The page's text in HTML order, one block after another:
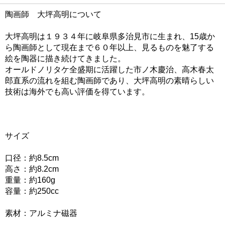
陶画師 大坪高明について
大坪高明は１９３４年に岐阜県多治見市に生まれ、15歳か
ら陶画師として現在まで６０年以上、見るものを魅了する
絵を陶器に描き続けてきました。
オールドノリタケ全盛期に活躍した市ノ木慶治、高木春太
郎直系の流れを組む陶画師であり、大坪高明の素晴らしい
技術は海外でも高い評価を得ています。
サイズ
口径：約8.5cm
高さ：約8.2cm
重量：約160g
容量：約250cc
素材：アルミナ磁器